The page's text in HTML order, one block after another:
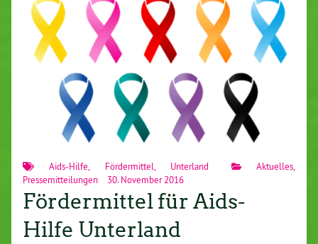
Aids-Hilfe Fördermittel Unterland Aktuelles
Pressemitteilungen
30. November 2016
Fördermittel für Aids-
Hilfe Unterland